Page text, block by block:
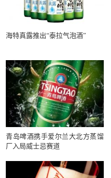
海特真露推出“泰拉气泡酒”
青岛啤酒携手爱尔兰大北方蒸馏
厂入局威士忌赛道